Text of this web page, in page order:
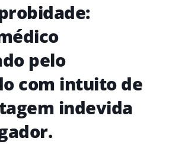
pelo
com intuito de
indevida